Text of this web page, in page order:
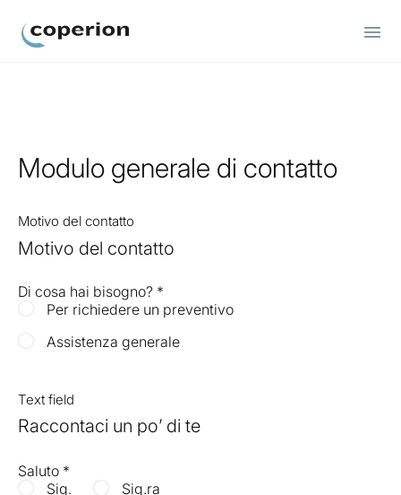
Modulo generale di contatto
Motivo del contatto
Motivo del contatto
Di cosa hai bisogno? *
Per richiedere un preventivo
Assistenza generale
Text field
Raccontaci un po’ di te
Saluto *
Sig.
Sig.ra